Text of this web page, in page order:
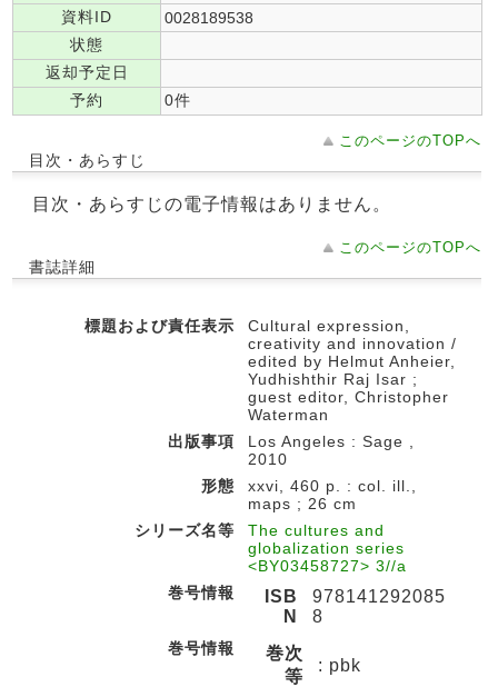
資料ID
0028189538
状態
返却予定日
予約
0件
このページのTOPへ
目次・あらすじ
目次・あらすじの電子情報はありません。
このページのTOPへ
書誌詳細
標題および責任表示
Cultural expression,
creativity and innovation /
edited by Helmut Anheier,
Yudhishthir Raj Isar ;
guest editor, Christopher
Waterman
出版事項
Los Angeles : Sage ,
2010
形態
xxvi, 460 p. : col. ill.,
maps ; 26 cm
シリーズ名等
The cultures and
globalization series
<BY03458727> 3//a
巻号情報
ISB
N
978141292085
8
巻号情報
巻次
等
: pbk